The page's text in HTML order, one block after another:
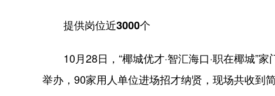
提供岗位近3000个
10月28日，“椰城优才·智汇海口·职在椰城”家
举办，90家用人单位进场招才纳贤，现场共收到